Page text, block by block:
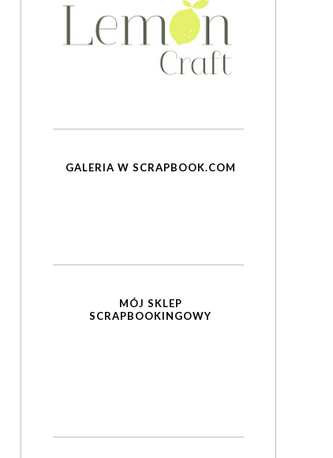
GALERIA W SCRAPBOOK.COM
MÓJ SKLEP
SCRAPBOOKINGOWY